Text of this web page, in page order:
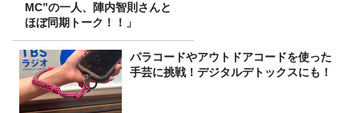
MC”の一人、陣内智則さんと
ほぼ同期トーク！！」
パラコードやアウトドアコードを使った
手芸に挑戦！デジタルデトックスにも！